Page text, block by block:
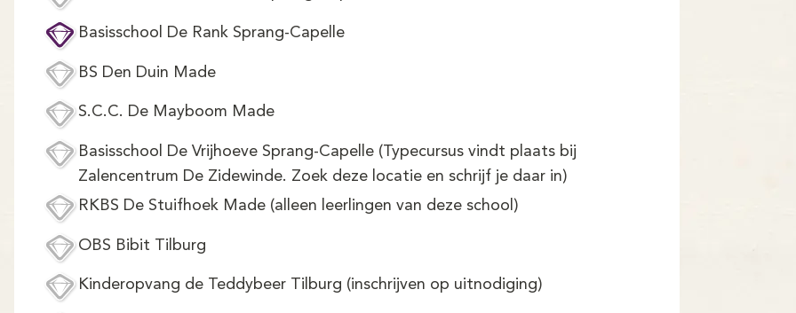
Basisschool De Rank Sprang-Capelle
BS Den Duin Made
S.C.C. De Mayboom Made
Basisschool De Vrijhoeve Sprang-Capelle (Typecursus vindt plaats bij
Zalencentrum De Zidewinde. Zoek deze locatie en schrijf je daar in)
RKBS De Stuifhoek Made (alleen leerlingen van deze school)
OBS Bibit Tilburg
Kinderopvang de Teddybeer Tilburg (inschrijven op uitnodiging)